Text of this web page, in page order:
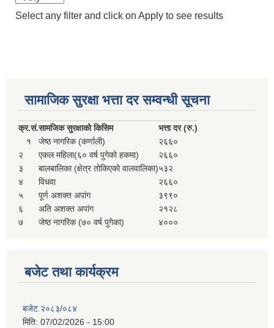
Select any filter and click on Apply to see results
सामाजिक सुरक्षा भत्ता दर सम्वन्धी सूचना
क्र.सं.सामजिक सुरक्षाको किसिम
भत्ता दर (रु.)
१
जेष्ठ नागरिक (कर्णाली)
२६६०
२
एकल महिला(६० वर्ष पुगेको हकमा)
२६६०
३
बालबालिका (क्षेत्र तोकिएको वालवालिका)५३२
४
विधवा
२६६०
५
पूर्ण अशक्त अपांग
३९९०
६
अति अशक्त अपांग
२१२८
७
जेष्ठ नागरिक (७० वर्ष पुगेका) ४०००
बजेट तथा कार्यक्रम
बजेट २०८३/०८४
मिति: 07/02/2026 - 15:00